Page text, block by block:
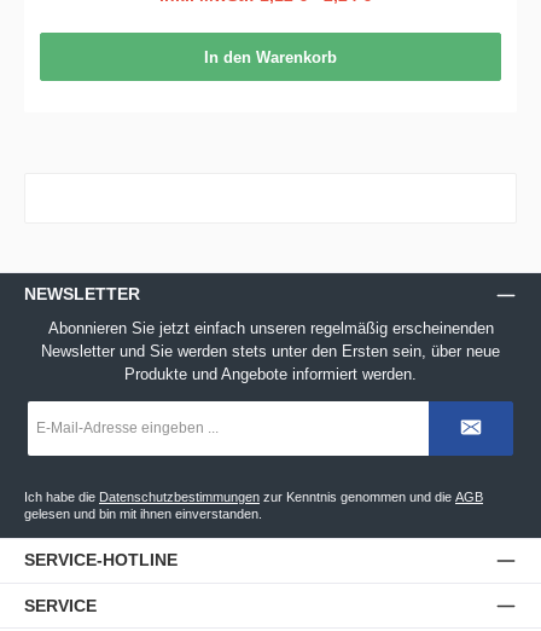
In den Warenkorb
NEWSLETTER
Abonnieren Sie jetzt einfach unseren regelmäßig erscheinenden
Newsletter und Sie werden stets unter den Ersten sein, über neue
Produkte und Angebote informiert werden.
Mail-
*
Ich habe die Datenschutzbestimmungen zur Kenntnis genommen und die AGB
gelesen und bin mit ihnen einverstanden.
SERVICE-HOTLINE
SERVICE